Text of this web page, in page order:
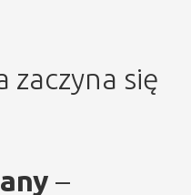
zaczyna się
–